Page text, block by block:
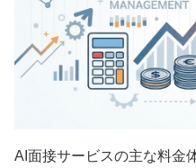
AI面接サービスの主な料金